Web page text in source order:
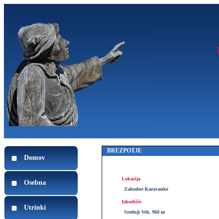
Domov
Osebna
Utrinki
BREZPOTJE
Lokacija
Zahodne Karavanke
Izhodišče
Srednji Vrh, 960 m